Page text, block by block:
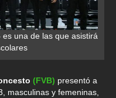
una de las que asistirá
(FVB) presentó a
masculinas y femeninas,